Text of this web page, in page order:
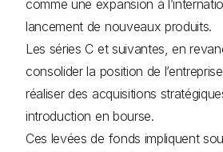
comme une expansion à
lancement de nouveaux produits.
Les séries C et suivantes, en
consolider la position de
réaliser des acquisitions
introduction en bourse.
Ces levées de fonds impliquent